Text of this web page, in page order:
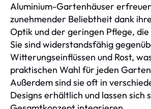
Aluminium-Gartenhäuser
zunehmender Beliebtheit dank
Optik und der geringen Pflege,
Sie sind widerstandsfähig
Witterungseinflüssen und Rost,
praktischen Wahl für jeden
Außerdem sind sie oft in
Designs erhältlich und lassen sich